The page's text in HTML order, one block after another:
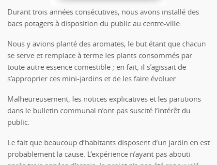
Durant trois années consécutives, nous avons installé des
bacs potagers à disposition du public au centre-ville.
Nous y avions planté des aromates, le but étant que chacun
se serve et remplace à terme les plants consommés par
toute autre essence comestible ; en fait, il s’agissait de
s’approprier ces mini-jardins et de les faire évoluer.
Malheureusement, les notices explicatives et les parutions
dans le bulletin communal n’ont pas suscité l’intérêt du
public.
Le fait que beaucoup d’habitants disposent d’un jardin en est
probablement la cause. L’expérience n’ayant pas abouti